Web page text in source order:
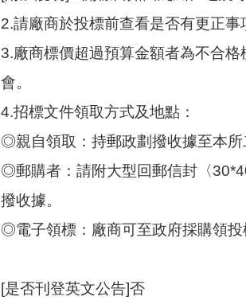
2.請廠商於投標前查看是否有更正事
3.廠商標價超過預算金額者為不合
會。
4.招標文件領取方式及地點：
◎親自領取：持郵政劃撥收據至本
◎郵購者：請附大型回郵信封〈
撥收據。
◎電子領標：廠商可至政府採購領投
[是否刊登英文公告]否